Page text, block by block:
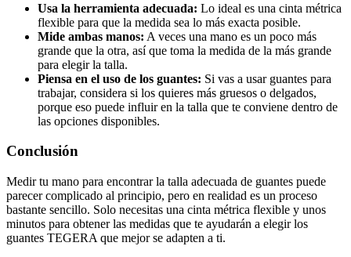
Usa la herramienta adecuada: Lo ideal es una cinta métrica
flexible para que la medida sea lo más exacta posible.
Mide ambas manos: A veces una mano es un poco más
grande que la otra, así que toma la medida de la más grande
para elegir la talla.
Piensa en el uso de los guantes: Si vas a usar guantes para
trabajar, considera si los quieres más gruesos o delgados,
porque eso puede influir en la talla que te conviene dentro de
las opciones disponibles.
Conclusión
Medir tu mano para encontrar la talla adecuada de guantes puede
parecer complicado al principio, pero en realidad es un proceso
bastante sencillo. Solo necesitas una cinta métrica flexible y unos
minutos para obtener las medidas que te ayudarán a elegir los
guantes TEGERA que mejor se adapten a ti.